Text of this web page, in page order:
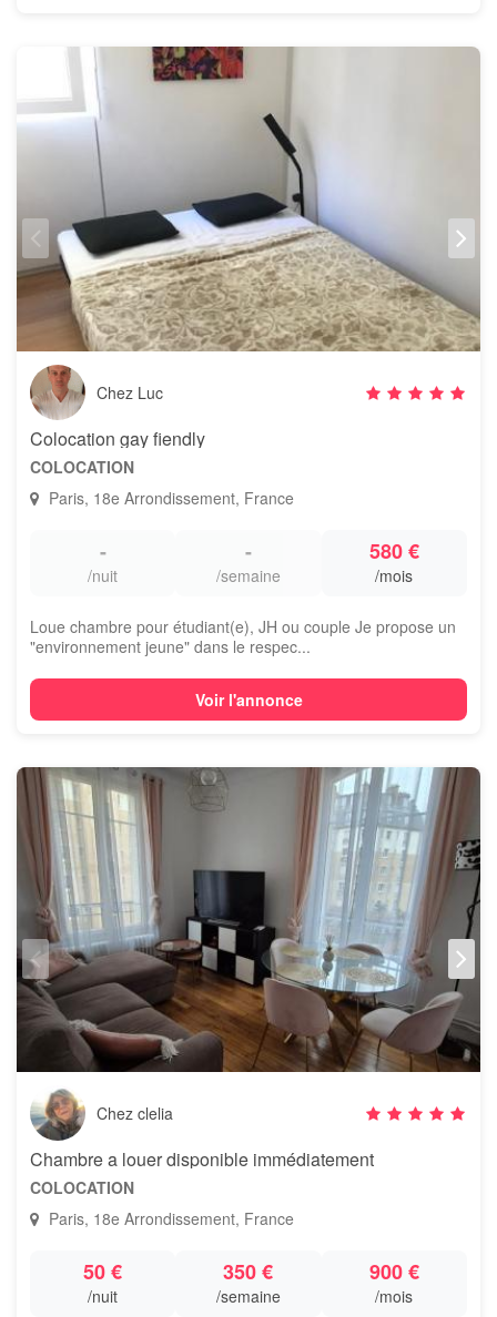
Chez Luc
Colocation gay fiendly
COLOCATION
Paris, 18e Arrondissement, France
-
/nuit
-
/semaine
580 €
/mois
Loue chambre pour étudiant(e), JH ou couple Je propose un
"environnement jeune" dans le respec...
Voir l'annonce
Chez clelia
Chambre a louer disponible immédiatement
COLOCATION
Paris, 18e Arrondissement, France
50 €
/nuit
350 €
/semaine
900 €
/mois